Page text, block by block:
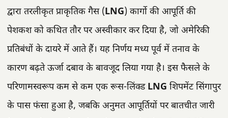
द्वारा तरलीकृत प्राकृतिक गैस (LNG) कार्गो की आपूर्ति की
पेशकश को कथित तौर पर अस्वीकार कर दिया है, जो अमेरिकी
प्रतिबंधों के दायरे में आते हैं। यह निर्णय मध्य पूर्व में तनाव के
कारण बढ़ते ऊर्जा दबाव के बावजूद लिया गया है। इस फैसले के
परिणामस्वरूप कम से कम एक रूस-लिंक्ड LNG शिपमेंट सिंगापुर
के पास फंसा हुआ है, जबकि अनुमत आपूर्तियों पर बातचीत जारी